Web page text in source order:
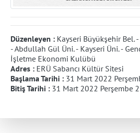
Düzenleyen : Kayseri Büyükşehir Bel.
- Abdullah Gül Üni. - Kayseri Üni. -
İşletme Ekonomi Kulübü
Adres : ERÜ Sabancı Kültür Sitesi
Başlama Tarihi : 31 Mart 2022
Bitiş Tarihi : 31 Mart 2022 Perşembe